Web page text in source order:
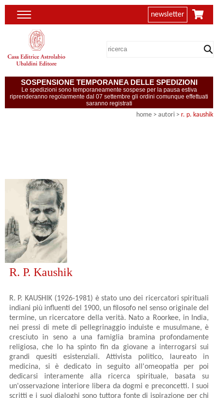
newsletter
SOSPENSIONE TEMPORANEA DELLE SPEDIZIONI
Le spedizioni sono temporaneamente sospese per la pausa estiva
riprenderanno regolarmente dal 07 settembre gli ordini comunque effettuati
saranno registrati
home > autori > r. p. kaushik
R. P. Kaushik
R. P. KAUSHIK (1926-1981) è stato uno dei ricercatori spirituali
indiani più influenti del 1900, un filosofo nel senso originale del
termine, un ricercatore della verità. Nato a Roorkee, in India,
nei pressi di mete di pellegrinaggio induiste e musulmane, è
cresciuto in seno a una famiglia bramina profondamente
religiosa, che lo ha spinto fin da giovane a interrogarsi sui
grandi quesiti esistenziali. Attivista politico, laureato in
medicina, si è dedicato in seguito all'omeopatia per poi
dedicarsi interamente alla ricerca spirituale, basata su
un'osservazione interiore libera da dogmi e preconcetti. I suoi
scritti e i suoi dialoghi sono tuttora fonte di ispirazione per chi